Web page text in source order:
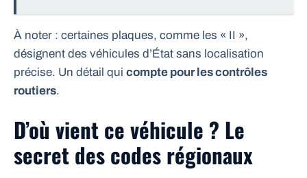
À noter : certaines plaques, comme les « II »,
désignent des véhicules d’État sans localisation
précise. Un détail qui compte pour les contrôles
routiers.
D’où vient ce véhicule ? Le
secret des codes régionaux